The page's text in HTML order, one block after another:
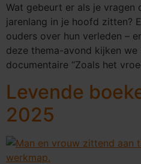
Wat gebeurt er als je vragen
jarenlang in je hoofd zitten?
ouders over hun verleden –
deze thema-avond kijken
documentaire “Zoals het
Levende
2025